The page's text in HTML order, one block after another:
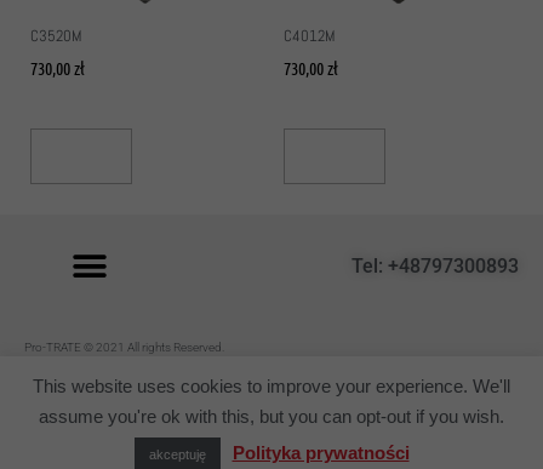
C3520M
730,00zł
C4012M
730,00zł
Tel: +48797300893
Pro-TRATE © 2021 All rights Reserved.
This website uses cookies to improve your experience. We'll
assume you're ok with this, but you can opt-out if you wish.
akceptuję Polityka prywatności